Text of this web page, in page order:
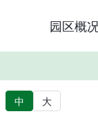
园区概
中 大